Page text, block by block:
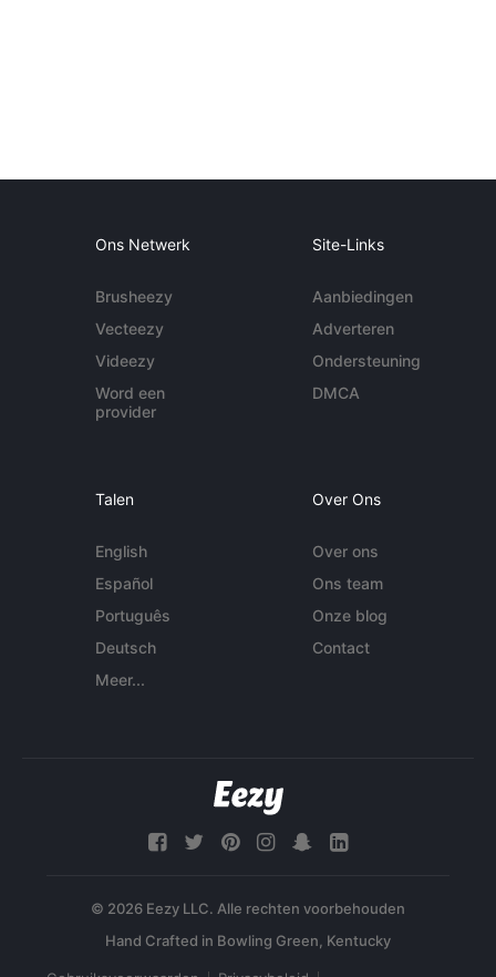
Ons Netwerk
Brusheezy
Vecteezy
Videezy
Word een
provider
Site-Links
Aanbiedingen
Adverteren
Ondersteuning
DMCA
Talen
English
Español
Português
Deutsch
Meer...
Over Ons
Over ons
Ons team
Onze blog
Contact
© 2026 Eezy LLC. Alle rechten voorbehouden